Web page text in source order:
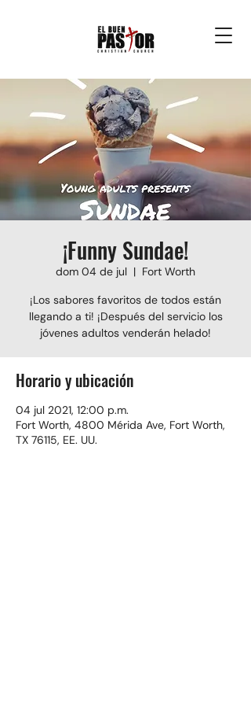
¡Funny Sundae!
dom 04 de jul
  |
Fort Worth
¡Los sabores favoritos de todos están
llegando a ti! ¡Después del servicio los
jóvenes adultos venderán helado!
Horario y ubicación
04 jul 2021, 12:00 p.m.
Fort Worth, 4800 Mérida Ave, Fort Worth,
TX 76115, EE. UU.